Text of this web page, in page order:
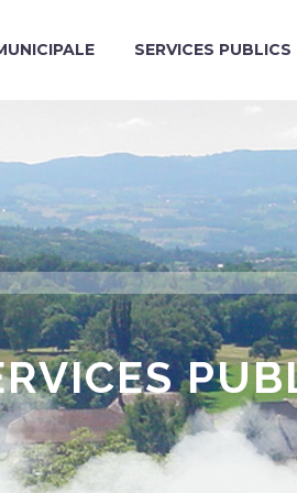
SERVICES PUBLICS